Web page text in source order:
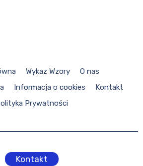
Wykaz Wzory
O nas
Informacja o cookies
Kontakt
Prywatności
Kontakt